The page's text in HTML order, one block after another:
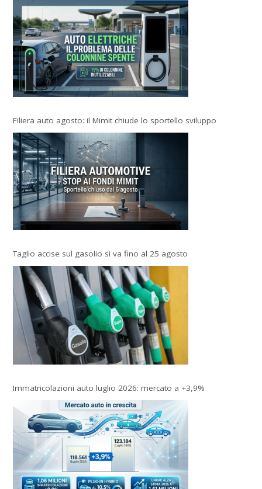
Filiera auto agosto: il Mimit chiude lo sportello sviluppo
Taglio accise sul gasolio si va fino al 25 agosto
Immatricolazioni auto luglio 2026: mercato a +3,9%